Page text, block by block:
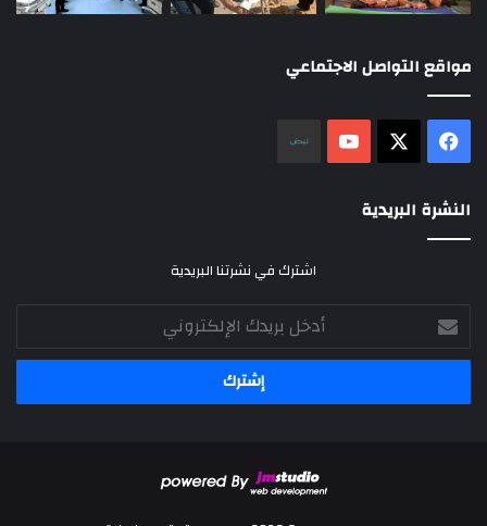
مواقع التواصل الاجتماعي
فيسبوك ‫YouTube
النشرة البريدية
اشترك في نشرتنا البريدية
أدخل
بريدك
الإلكتروني